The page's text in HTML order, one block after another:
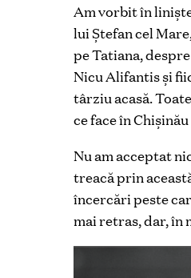
Am vorbit în
lui Ştefan cel
pe Tatiana,
Nicu Alifantis şi
târziu acasă.
ce face în
Nu am acceptat
treacă prin
încercări peste
mai retras, dar, în